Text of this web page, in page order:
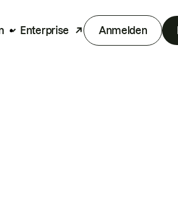
Enterprise Anmelden